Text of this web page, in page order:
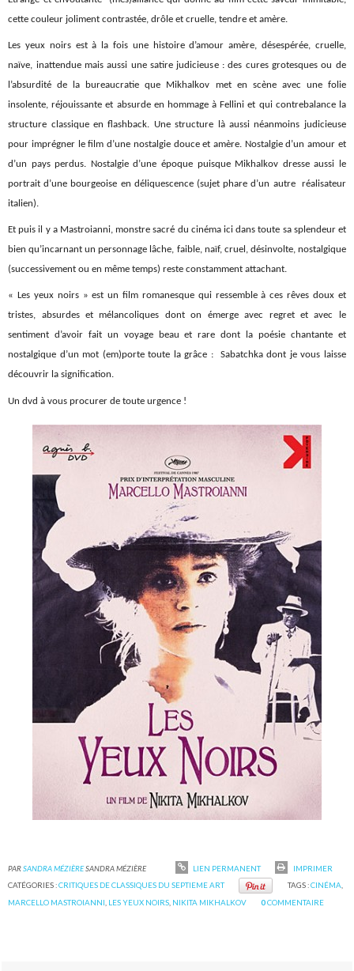
cette couleur joliment contrastée, drôle et cruelle, tendre et amère.
Les yeux noirs est à la fois une histoire d’amour amère, désespérée, cruelle,
naïve, inattendue mais aussi une satire judicieuse : des cures grotesques ou de
l’absurdité de la bureaucratie que Mikhalkov met en scène avec une folie
insolente, réjouissante et absurde en hommage à Fellini et qui contrebalance la
structure classique en flashback. Une structure là aussi néanmoins judicieuse
pour imprégner le film d’une nostalgie douce et amère. Nostalgie d’un amour et
d’un pays perdus. Nostalgie d’une époque puisque Mikhalkov dresse aussi le
portrait d’une bourgeoise en déliquescence (sujet phare d’un autre réalisateur
italien).
Et puis il y a Mastroianni, monstre sacré du cinéma ici dans toute sa splendeur et
bien qu’incarnant un personnage lâche, faible, naïf, cruel, désinvolte, nostalgique
(successivement ou en même temps) reste constamment attachant.
« Les yeux noirs » est un film romanesque qui ressemble à ces rêves doux et
tristes, absurdes et mélancoliques dont on émerge avec regret et avec le
sentiment d’avoir fait un voyage beau et rare dont la poésie chantante et
nostalgique d’un mot (em)porte toute la grâce : Sabatchka dont je vous laisse
découvrir la signification.
Un dvd à vous procurer de toute urgence !
PARSANDRA MÉZIÈRESANDRA MÉZIÈRE LIEN PERMANENT
IMPRIMER
CATÉGORIES :CRITIQUES DE CLASSIQUES DU SEPTIEME ART TAGS :CINÉMA
MARCELLO MASTROIANNI LES YEUX NOIRS NIKITA MIKHALKOV 0COMMENTAIRE